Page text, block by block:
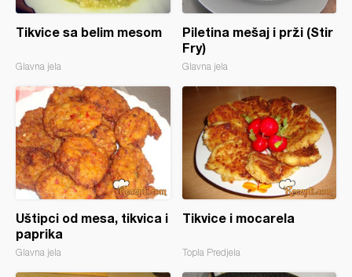
Tikvice sa belim mesom
Glavna jela
Piletina mešaj i prži (Stir
Fry)
Glavna jela
Uštipci od mesa, tikvica i
paprika
Glavna jela
Tikvice i mocarela
Topla Predjela